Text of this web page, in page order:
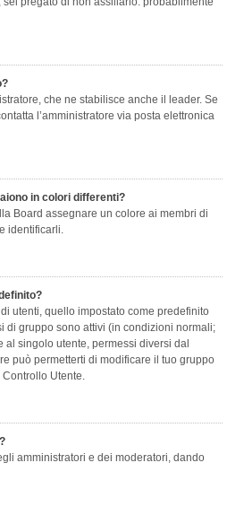
che ne stabilisce anche il leader. Se
l’amministratore via posta elettronica
in colori differenti?
Board assegnare un colore ai membri di
identificarli.
utenti, quello impostato come predefinito
di gruppo sono attivi (in condizioni normali;
al singolo utente, permessi diversi dal
può permetterti di modificare il tuo gruppo
Utente.
amministratori e dei moderatori, dando